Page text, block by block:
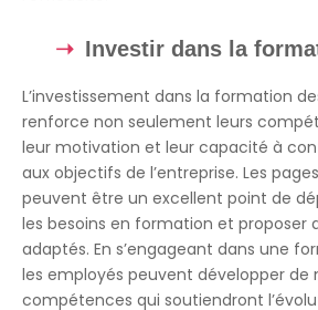
Investir dans la
L’investissement dans la formation
renforce non seulement leurs
leur motivation et leur capacité à
aux objectifs de l’entreprise. Les
peuvent être un excellent point de
les besoins en formation et proposer
adaptés. En s’engageant dans une
les employés peuvent développer de
compétences qui soutiendront